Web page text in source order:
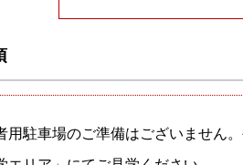
用駐車場のご準備はございません